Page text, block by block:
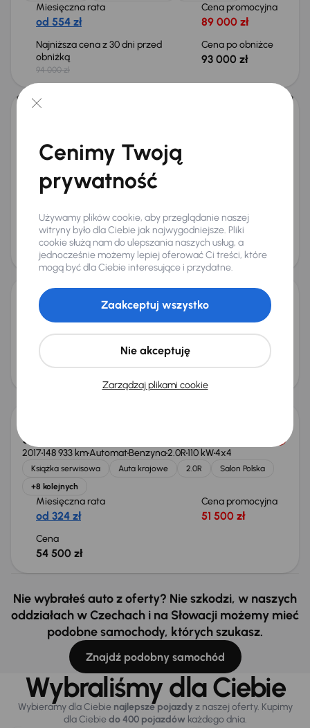
Miesięczna rata
od 554 zł
Cena promocyjna
89 000 zł
Najniższa cena z 30 dni przed
obniżką
94 000 zł
Cena po obniżce
93 000 zł
Taniej o 1 500 zł
114 295 km AutomatBenzyna2.0R
Książka serwisowa Auta krajowe
+9 kolejnych
Miesięczna rata
Najniższa cena z 30 dni przed
obniżką
58 500 zł
Cena po obniżce
57 000 zł
Subaru Impreza
2.0R
Miesięczna rata
od 39 zł
Cena
6 000 zł
Subaru Impreza
2017148 933 kmAutomatBenzyna2.0R110 kW4x4
Książka serwisowa Auta krajowe 2.0R
Salon Polska
+8 kolejnych
Miesięczna rata
od 324 zł
Cena promocyjna
51 500 zł
Cena
54 500 zł
Nie wybrałeś auto z oferty? Nie szkodzi, w naszych
oddziałach w Czechach i na Słowacji możemy mieć
podobne samochody, których szukasz.
Znajdź podobny samochód
Wybraliśmy dla Ciebie
Wybieramy dla Ciebie najlepsze pojazdy z naszej oferty. Kupimy
dla Ciebiedo 400 pojazdówkażdego dnia.
Cenimy Twoją
prywatność
Używamy plików cookie, aby przeglądanie naszej
witryny było dla Ciebie jak najwygodniejsze. Pliki
cookie służą nam do ulepszania naszych usług, a
jednocześnie możemy lepiej oferować Ci treści, które
mogą być dla Ciebie interesujące i przydatne.
Zarządzaj plikami cookie
Nie akceptuję
Zaakceptuj wszystko